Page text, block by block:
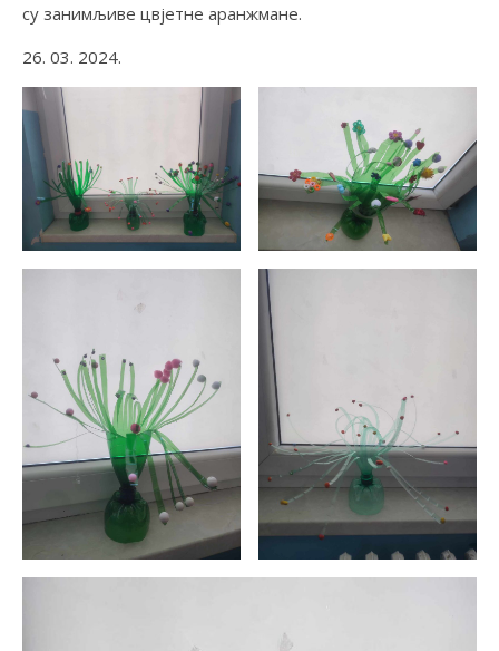
су занимљиве цвјетне аранжмане.
26. 03. 2024.